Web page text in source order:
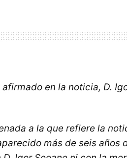
afirmado en la noticia, D.
a la que refiere la
más de seis años